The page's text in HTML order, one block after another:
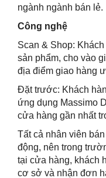
ngành ngành bán lẻ.
Công nghệ
Scan & Shop:
sản phẩm, cho vào
địa điểm giao hàng
Đặt trước: Khách
ứng dụng Massimo
cửa hàng gần nhất
Tất cả nhân viên
động, nên trong
tại cửa hàng, khách
cơ sở và nhận đơn